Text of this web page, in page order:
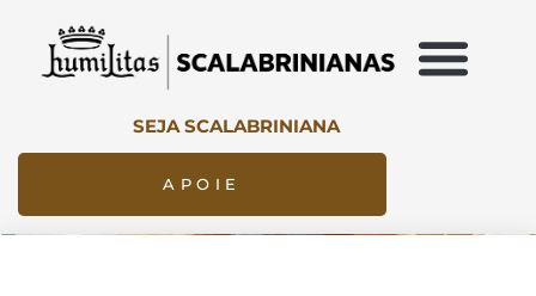
SEJA SCALABRINIANA
APOIE